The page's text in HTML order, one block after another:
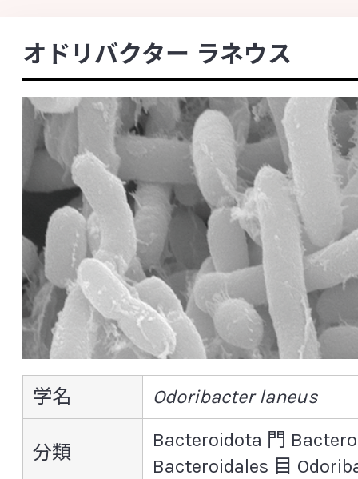
代田記念館
企業訪問プログラム
中央研究所について
中央研究所の概要
主な研究成果
CSR活動
中央研究所の研究体制
CONTENTS - 目次
菌の図鑑コンテンツについて
細菌の大きさ
細菌の名前
細菌の分類と名称について 細菌の命名に
各論
発酵食品に関わる菌 病原性を持つ菌
ヒトや動物と共生する菌
ヤクルトが発見および機能解明に関わった菌
腸内フローラにおける未知菌探索の取り組み
研究所編ー
用語解説
オドリバクター ラネウス
学名 Odoribacter laneus
分類
Bacteroidota 門
Bacteroidales 目